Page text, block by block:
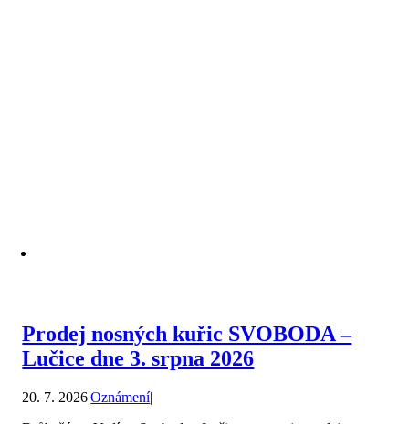
Prodej nosných kuřic SVOBODA –
Lučice dne 3. srpna 2026
20. 7. 2026|Oznámení|